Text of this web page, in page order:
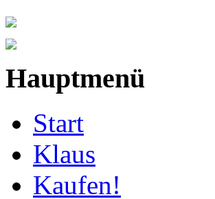
Hauptmenü
Start
Klaus
Kaufen!